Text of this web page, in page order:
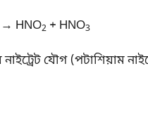
HNO2 + HNO3
যৌগ (পটাশিয়াম